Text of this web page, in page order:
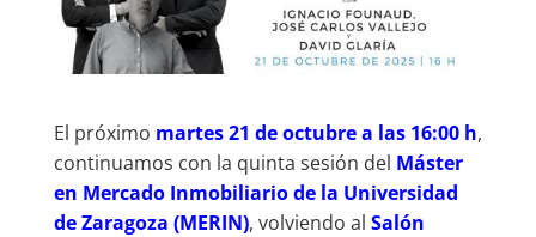
El próximo martes 21 de octubre a las 16:00 h,
continuamos con la quinta sesión del Máster
en Mercado Inmobiliario de la Universidad
de Zaragoza (MERIN), volviendo al Salón